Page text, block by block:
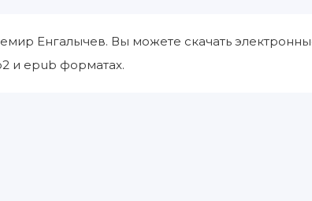
Енгалычев. Вы можете скачать
и epub форматах.